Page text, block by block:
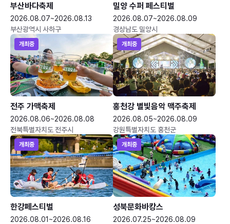
부산바다축제
2026.08.07~2026.08.13
부산광역시 사하구
밀양 수퍼 페스티벌
2026.08.07~2026.08.09
경상남도 밀양시
개최중
전주 가맥축제
2026.08.06~2026.08.08
전북특별자치도 전주시
개최중
홍천강 별빛음악 맥주축제
2026.08.05~2026.08.09
강원특별자치도 홍천군
개최중
한강페스티벌
2026.08.01~2026.08.16
개최중
성북문화바캉스
2026.07.25~2026.08.09